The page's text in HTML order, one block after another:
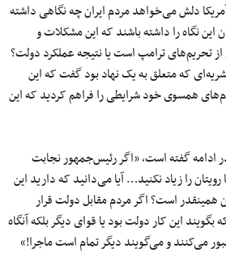
دلش می‌خواهد مردم ایران چه نگاهی داشته
این نگاه را داشته باشند که این مشکلات و
تحریم‌های ترامپ است یا نتیجه عملکرد دولت؟
که متعلق به یک نهاد بود گفت که این
همسوی خود شرایطی را فراهم کردید که این
ادامه گفته است، «اگر رئیس‌جمهور نجابت
را زیاد نکنید… آیا می‌دانید که دارید این
همینقدر است؟ اگر مردم مقابل دولت قرار
این کار دولت بود یا قوای دیگر بلکه آ‌نگاه
می‌کنند و می‌گویند دیگر تمام است ماجرا!»